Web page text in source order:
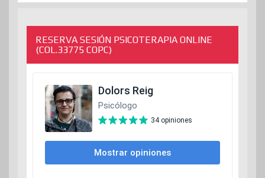
RESERVA SESIÓN PSICOTERAPIA ONLINE
(COL.33775 COPC)